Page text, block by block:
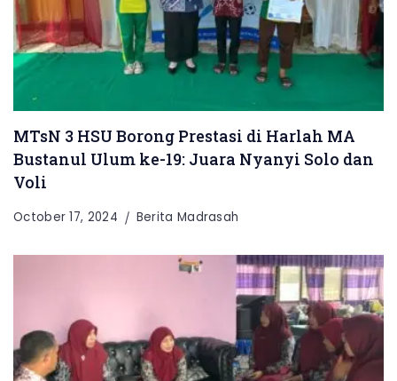
MTsN 3 HSU Borong Prestasi di Harlah MA
Bustanul Ulum ke-19: Juara Nyanyi Solo dan
Voli
October 17, 2024 Berita Madrasah